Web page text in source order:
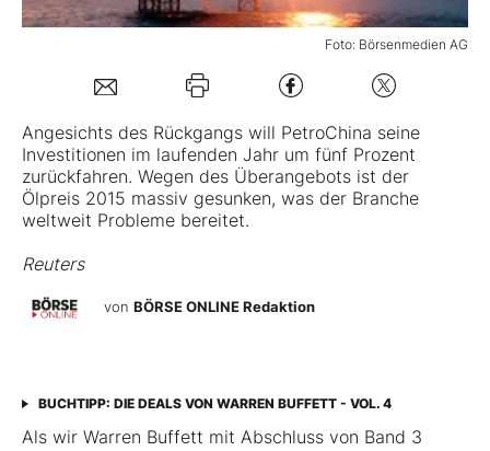
Mein Konto
Folgen Sie uns
Kontakt
Foto: Börsenmedien AG
Angesichts des Rückgangs will PetroChina seine
Investitionen im laufenden Jahr um fünf Prozent
zurückfahren. Wegen des Überangebots ist der
Ölpreis 2015 massiv gesunken, was der Branche
weltweit Probleme bereitet.
Reuters
von BÖRSE ONLINE Redaktion
BUCHTIPP: DIE DEALS VON WARREN BUFFETT - VOL. 4
Als wir Warren Buffett mit Abschluss von Band 3